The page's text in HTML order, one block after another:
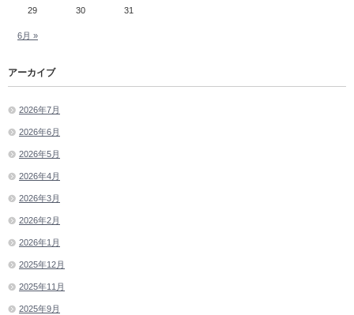
29 30 31
6月 »
アーカイブ
2026年7月
2026年6月
2026年5月
2026年4月
2026年3月
2026年2月
2026年1月
2025年12月
2025年11月
2025年9月